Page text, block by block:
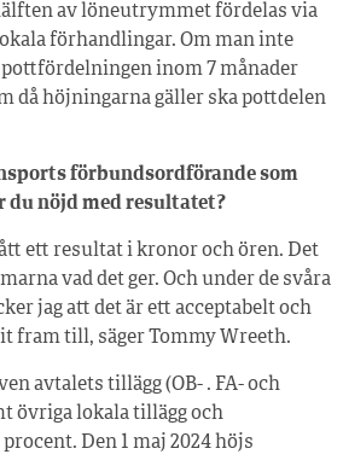
av löneutrymmet fördelas via
förhandlingar. Om man inte
inom 7 månader
då höjningarna gäller ska pottdelen
förbundsordförande som
du nöjd med resultatet?
ett resultat i kronor och ören. Det
vad det ger. Och under de svåra
jag att det är ett acceptabelt och
fram till, säger Tommy Wreeth.
avtalets tillägg (OB- . FA- och
övriga lokala tillägg och
Den 1 maj 2024 höjs